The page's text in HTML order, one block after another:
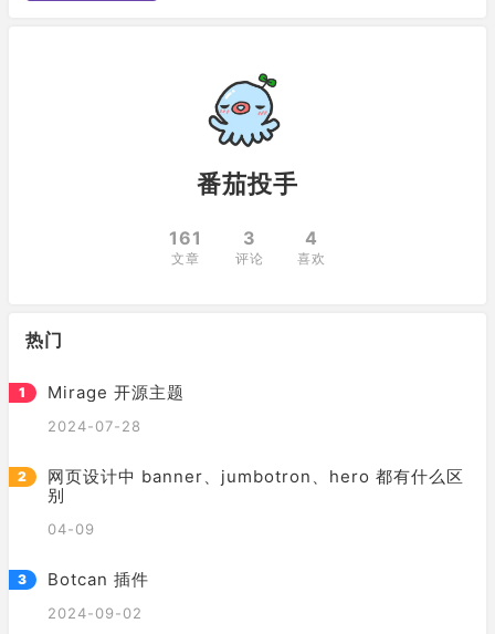
番茄投手
161
文章
3
评论
4
喜欢
热门
Mirage 开源主题
2024-07-28
网页设计中 banner、jumbotron、hero 都有什么区
别
04-09
Botcan 插件
2024-09-02